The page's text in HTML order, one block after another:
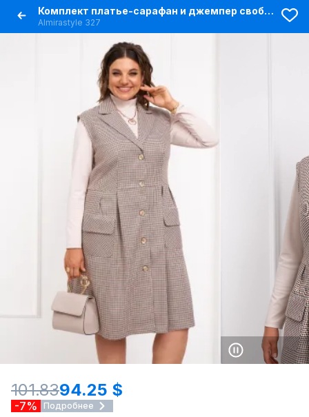
Комплект платье-сарафан и джемпер свободный силуэт
Almirastyle 327
101.8394.25 $
-7% Подробнее